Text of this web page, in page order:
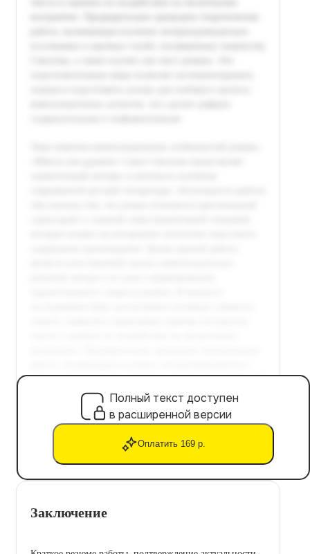
Полный текст доступен
в расширенной версии
Оплатить 169 р.
Заключение